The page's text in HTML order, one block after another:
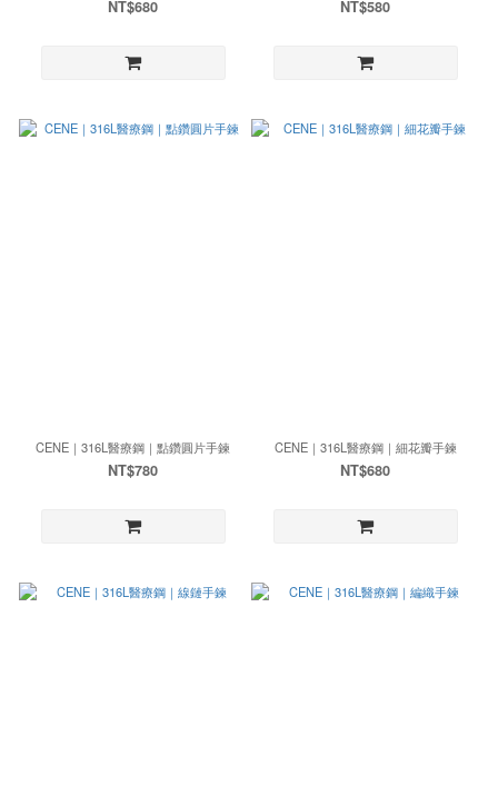
NT$680 NT$580
CENE｜316L醫療鋼｜點鑽圓片手鍊
NT$780
CENE｜316L醫療鋼｜細花瓣手鍊
NT$680